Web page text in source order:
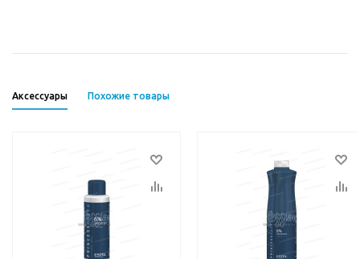
Аксессуары Похожие товары